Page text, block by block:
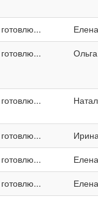
готовлю...
готовлю... Ольга
готовлю...
готовлю...
готовлю...
готовлю...